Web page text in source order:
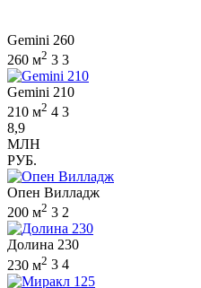
Gemini 260
260 м2 3 3
Gemini 210
210 м2 4 3
8,9
МЛН
РУБ.
Опен Вилладж
200 м2 3 2
Долина 230
230 м2 3 4